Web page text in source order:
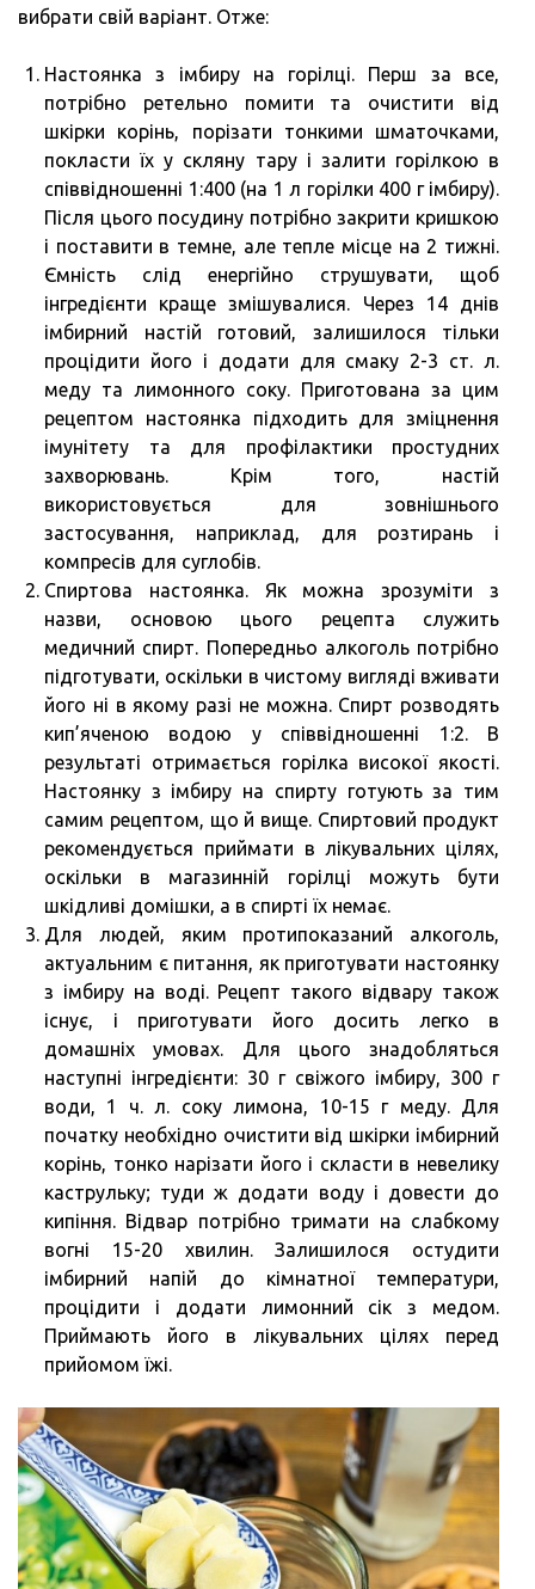
вибрати свій варіант. Отже:
Настоянка з імбиру на горілці. Перш за все,
потрібно ретельно помити та очистити від
шкірки корінь, порізати тонкими шматочками,
покласти їх у скляну тару і залити горілкою в
співвідношенні 1:400 (на 1 л горілки 400 г імбиру).
Після цього посудину потрібно закрити кришкою
і поставити в темне, але тепле місце на 2 тижні.
Ємність слід енергійно струшувати, щоб
інгредієнти краще змішувалися. Через 14 днів
імбирний настій готовий, залишилося тільки
процідити його і додати для смаку 2-3 ст. л.
меду та лимонного соку. Приготована за цим
рецептом настоянка підходить для зміцнення
імунітету та для профілактики простудних
захворювань. Крім того, настій
використовується для зовнішнього
застосування, наприклад, для розтирань і
компресів для суглобів.
Спиртова настоянка. Як можна зрозуміти з
назви, основою цього рецепта служить
медичний спирт. Попередньо алкоголь потрібно
підготувати, оскільки в чистому вигляді вживати
його ні в якому разі не можна. Спирт розводять
кип’яченою водою у співвідношенні 1:2. В
результаті отримається горілка високої якості.
Настоянку з імбиру на спирту готують за тим
самим рецептом, що й вище. Спиртовий продукт
рекомендується приймати в лікувальних цілях,
оскільки в магазинній горілці можуть бути
шкідливі домішки, а в спирті їх немає.
Для людей, яким протипоказаний алкоголь,
актуальним є питання, як приготувати настоянку
з імбиру на воді. Рецепт такого відвару також
існує, і приготувати його досить легко в
домашніх умовах. Для цього знадобляться
наступні інгредієнти: 30 г свіжого імбиру, 300 г
води, 1 ч. л. соку лимона, 10-15 г меду. Для
початку необхідно очистити від шкірки імбирний
корінь, тонко нарізати його і скласти в невелику
каструльку; туди ж додати воду і довести до
кипіння. Відвар потрібно тримати на слабкому
вогні 15-20 хвилин. Залишилося остудити
імбирний напій до кімнатної температури,
процідити і додати лимонний сік з медом.
Приймають його в лікувальних цілях перед
прийомом їжі.